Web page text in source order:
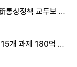
통상정책 교두보 활
개 과제 180억 지